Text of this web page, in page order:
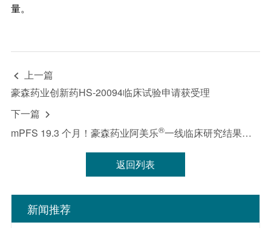
量。
 上一篇
豪森药业创新药HS-20094临床试验申请获受理
下一篇 
mPFS 19.3 个月！豪森药业阿美乐®一线临床研究结果将在ASCO公布
返回列表
新闻推荐